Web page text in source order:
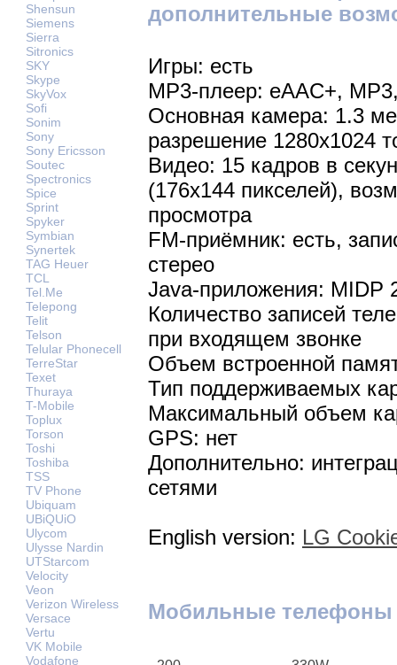
Shensun
Siemens
Sierra
Sitronics
SKY
Skype
SkyVox
Sofi
Sonim
Sony
Sony Ericsson
Soutec
Spectronics
Spice
Sprint
Spyker
Symbian
Synertek
TAG Heuer
TCL
Tel.Me
Telepong
Telit
Telson
Telular Phonecell
TerreStar
Texet
Thuraya
T-Mobile
Toplux
Torson
Toshi
Toshiba
TSS
TV Phone
Ubiquam
UBiQUiO
Ulycom
Ulysse Nardin
UTStarcom
Velocity
Veon
Verizon Wireless
Versace
Vertu
VK Mobile
Vodafone
дополнительные
Игры: есть
MP3-плеер: eAAC+,
Основная камера: 1.3
разрешение 1280х1024
Видео: 15 кадров в
(176x144 пикселей),
просмотра
FM-приёмник: есть,
стерео
Java-приложения: MIDP
Количество записей
при входящем звонке
Объем встроенной
Тип поддерживаемых
Максимальный объем
GPS: нет
Дополнительно:
сетями
English version: LG
Мобильные телефоны